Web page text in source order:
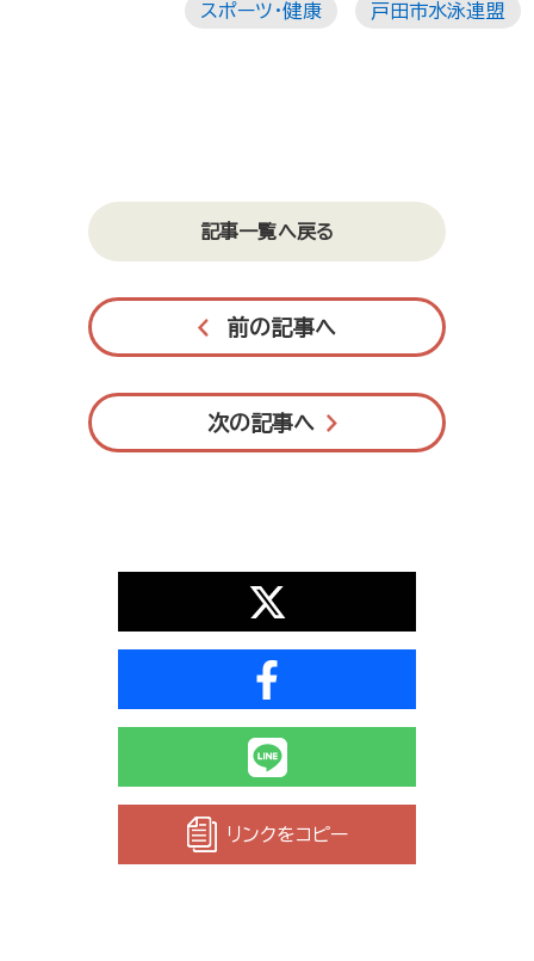
スポーツ・健康 戸田市水泳連盟
記事一覧へ戻る
前の記事へ
次の記事へ
リンクをコピー